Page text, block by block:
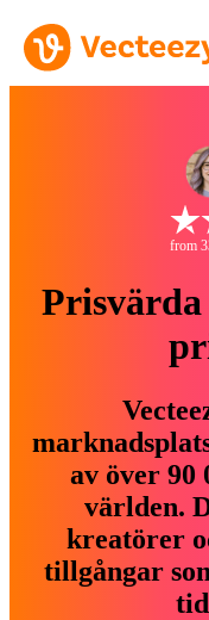
from
Prisvärda
av över 90
världen.
kreatörer
tillgångar